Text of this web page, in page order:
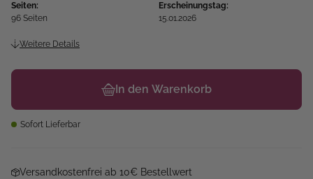
Seiten:
96 Seiten
Erscheinungstag:
15.01.2026
Weitere Details
In den Warenkorb
Sofort Lieferbar
Versandkostenfrei ab 10€ Bestellwert